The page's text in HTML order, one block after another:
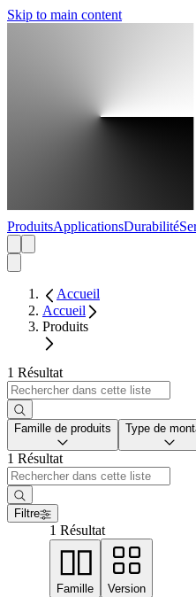
Skip to main content
ProduitsApplicationsDurabilité
Accueil
Accueil
Produits
1 Résultat
Famille de produits Type de
1 Résultat
Filtre
1 Résultat
Famille Version